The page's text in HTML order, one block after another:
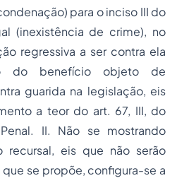
para o inciso III do
(inexistência de crime), no
regressiva a ser contra ela
do benefício objeto de
guarida na legislação, eis
a teor do art. 67, III, do
II. Não se mostrando
recursal, eis que não serão
se propõe, configura-se a